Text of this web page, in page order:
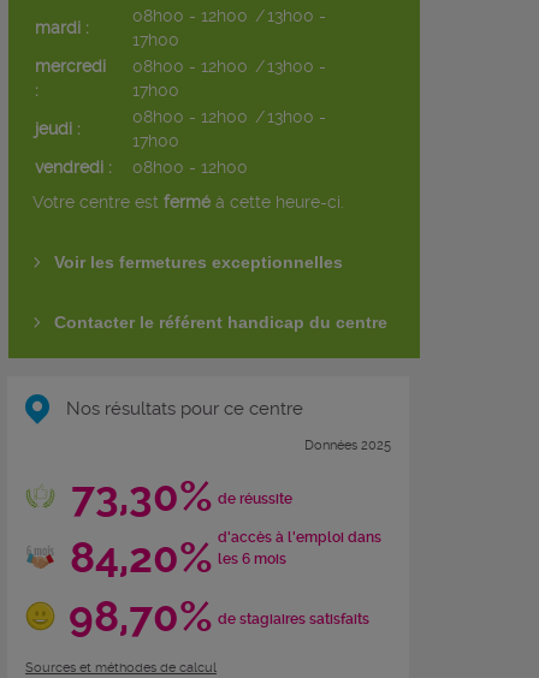
mardi :
08h00 - 12h00 /13h00 -
17h00
mercredi
:
08h00 - 12h00 /13h00 -
17h00
jeudi :
08h00 - 12h00 /13h00 -
17h00
vendredi :
08h00 - 12h00
Votre centre est fermé à cette heure-ci.
Voir les fermetures exceptionnelles
Contacter le référent handicap du centre
Nos résultats pour ce centre
Données 2025
73,30% de réussite
84,20% d'accès à l'emploi dans
les 6 mois
98,70% de stagiaires satisfaits
Sources et méthodes de calcul